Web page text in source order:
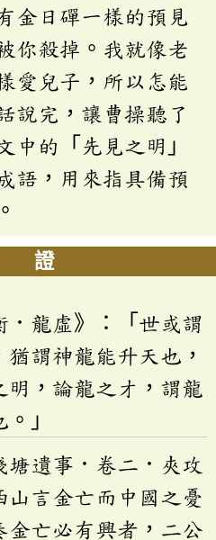
金日磾一樣的預見
你殺掉。我就像老
愛兒子，所以怎能
說完，讓曹操聽了
中的「先見之明」
語，用來指具備預
證
．龍虛》：「世或謂
謂神龍能升天也，
明，論龍之才，謂龍
」
塘遺事．卷二．夾攻
山言金亡而中國之憂
金亡必有興者，二公